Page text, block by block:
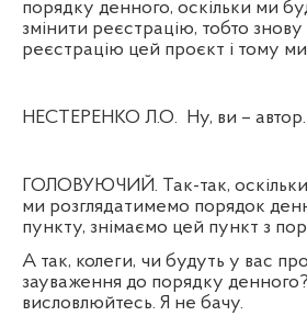
порядку денного, оскільки ми
змінити реєстрацію, тобто
реєстрацію цей проєкт і тому
НЕСТЕРЕНКО Л.О. Ну, ви – автор.
ГОЛОВУЮЧИЙ. Так-так, оскільки
ми розглядатимемо порядок
пункту, знімаємо цей пункт з
А так, колеги, чи будуть у вас
зауваження до порядку
висловлюйтесь. Я не бачу.